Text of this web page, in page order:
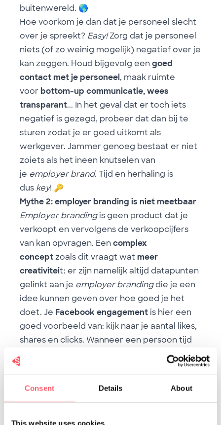
Consent Details About
This website uses cookies
buitenwereld. 🌎
Hoe voorkom je dan dat je personeel slecht
over je spreekt? Easy!Zorg dat je personeel
niets (of zo weinig mogelijk) negatief over je
kan zeggen. Houd bijgevolg eengoed
contact met je personeel, maak ruimte
voor bottom-up communicatie, wees
transparant... In het geval dat er toch iets
negatief is gezegd, probeer dat dan bij te
sturen zodat je er goed uitkomt als
werkgever. Jammer genoeg bestaat er niet
zoiets als het ineen knutselen van
je employer brand. Tijd en herhaling is
dus key! 🔑
Mythe 2: employer branding is niet meetbaar
Employer brandingis geen product dat je
verkoopt en vervolgens de verkoopcijfers
van kan opvragen. Eencomplex
conceptzoals dit vraagt wat meer
creativiteit: er zijn namelijk altijd datapunten
gelinkt aan je employer brandingdie je een
idee kunnen geven over hoe goed je het
doet. Je Facebook engagement is hier een
goed voorbeeld van: kijk naar je aantal likes,
shares en clicks. Wanneer een persoon tijd
en moeite in steekt om jouw bericht te liken,
te delen of een reactie te schrijven (ook al
Naast je Facebook engagement kan je ook